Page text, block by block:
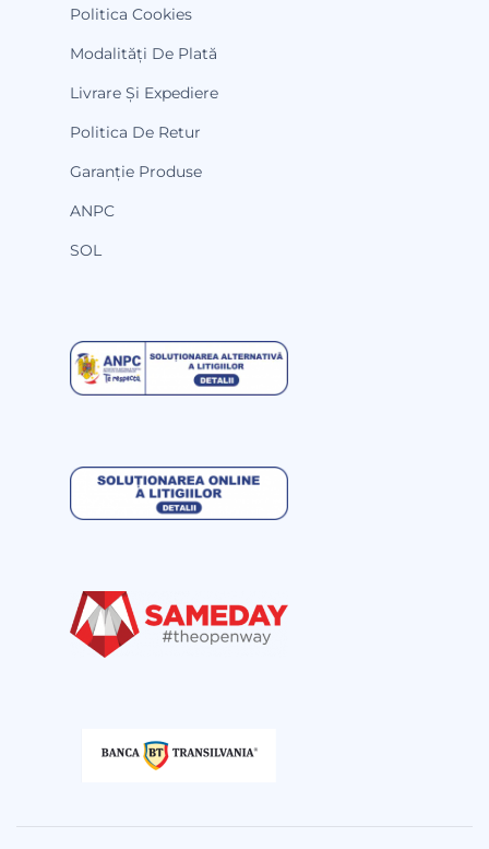
Politica Cookies
Modalități De Plată
Livrare Și Expediere
Politica De Retur
Garanție Produse
ANPC
SOL